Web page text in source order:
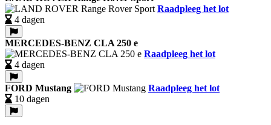
Raadpleeg het lot
4 dagen
MERCEDES-BENZ CLA 250 e
Raadpleeg het lot
4 dagen
FORD Mustang
Raadpleeg het lot
10 dagen